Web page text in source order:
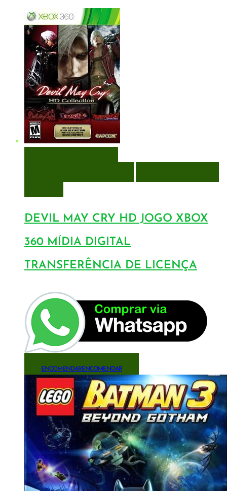
DEVIL MAY CRY HD JOGO XBOX
360 MÍDIA DIGITAL
TRANSFERÊNCIA DE LICENÇA
ENCOMENDARENCOMENDAR